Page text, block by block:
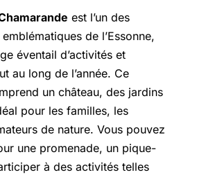
est l’un des
de l’Essonne,
éventail d’activités et
au long de l’année. Ce
un château, des jardins
pour les familles, les
de nature. Vous pouvez
une promenade, un pique-
à des activités telles